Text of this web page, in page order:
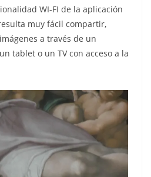
WI-FI de la aplicación
muy fácil compartir,
a través de un
tablet o un TV con acceso a la